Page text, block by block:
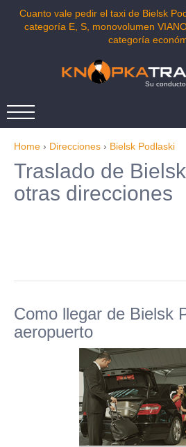
Cuanto vale pedir el taxi de Bielsk
categoría E, S, monovolumen
categoría
Su
Home › Direcciones › Bielsk Podlaski
Traslado de
otras direcciones
Como llegar de Bielsk
aeropuerto